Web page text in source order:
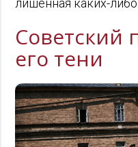
лишенная каких-
Советский
его тени